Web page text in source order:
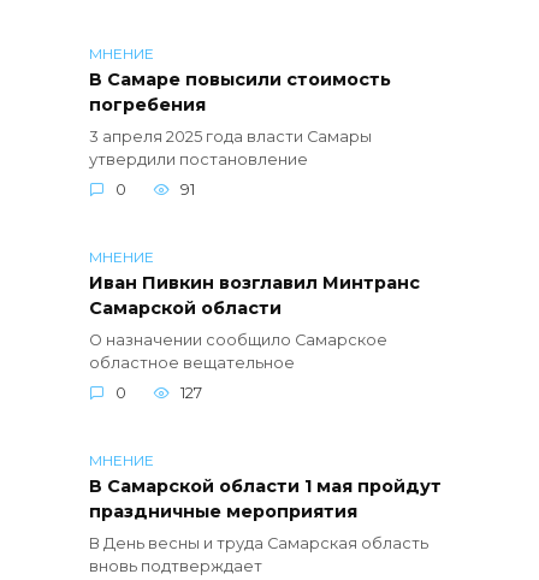
МНЕНИЕ
В Самаре повысили стоимость
погребения
3 апреля 2025 года власти Самары
утвердили постановление
0
91
МНЕНИЕ
Иван Пивкин возглавил Минтранс
Самарской области
О назначении сообщило Самарское
областное вещательное
0
127
МНЕНИЕ
В Самарской области 1 мая пройдут
праздничные мероприятия
В День весны и труда Самарская область
вновь подтверждает